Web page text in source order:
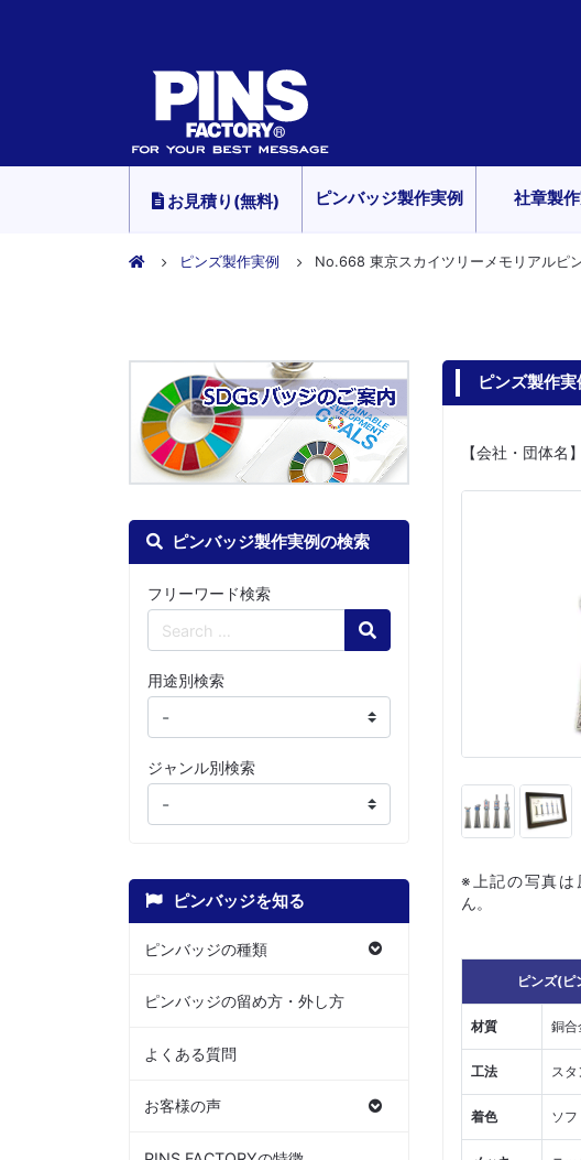
お見積り(無料) ピンバッジ製作実例 社章製
ピンズ製作実例 No.668 東京スカイツリーメモリアルピ
ピンバッジ製作実例の検索
フリーワード検索
Search
用途別検索
ジャンル別検索
ピンバッジを知る
ピンバッジの種類
ピンバッジの留め方・外し方
よくある質問
お客様の声
ピンズ製作
【会社・団体名
※上記の写真は
ん。
ピンズ(ピ
材質 銅合
工法 ス
着色 ソ